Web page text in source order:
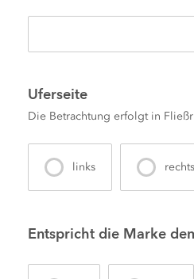
Uferseite
Die Betrachtung erfolgt in
links rechts
Entspricht die Marke